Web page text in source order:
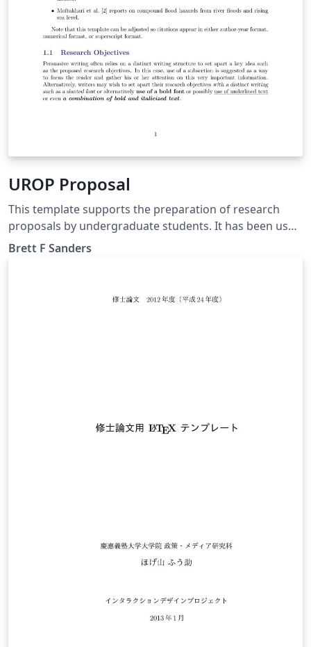
UROP Proposal
This template supports the preparation of research
proposals by undergraduate students. It has been used
at UC Irvine extensively but could easily be edited to
Brett F Sanders